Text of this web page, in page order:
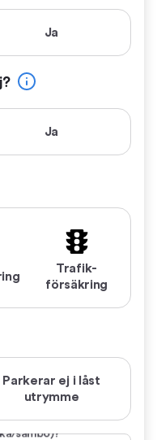
Ja
Ja
Trafik­
försäkring
Parkerar ej i låst
utrymme
sambo)?